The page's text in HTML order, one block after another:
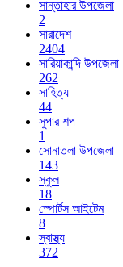
সান্তাহার উপজেলা
2
সারাদেশ
2404
সারিয়াকান্দি উপজেলা
262
সাহিত্য
44
সুপার শপ
1
সোনাতলা উপজেলা
143
স্কুল
18
স্পোর্টস আইটেম
8
স্বাস্থ্য
372